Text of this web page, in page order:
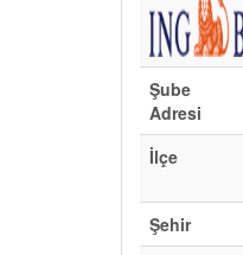
Şube
Adresi
İlçe
Şehir